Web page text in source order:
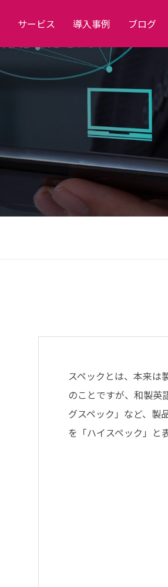
サービス 導入事例 ブログ
スペックとは、本来は
のことですが、和製英
グスペック」など、製
を「ハイスペック」と